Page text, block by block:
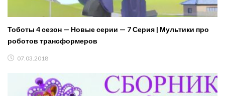
Тоботы 4 сезон — Новые серии — 7 Серия | Мультики про
роботов трансформеров
07.03.2018